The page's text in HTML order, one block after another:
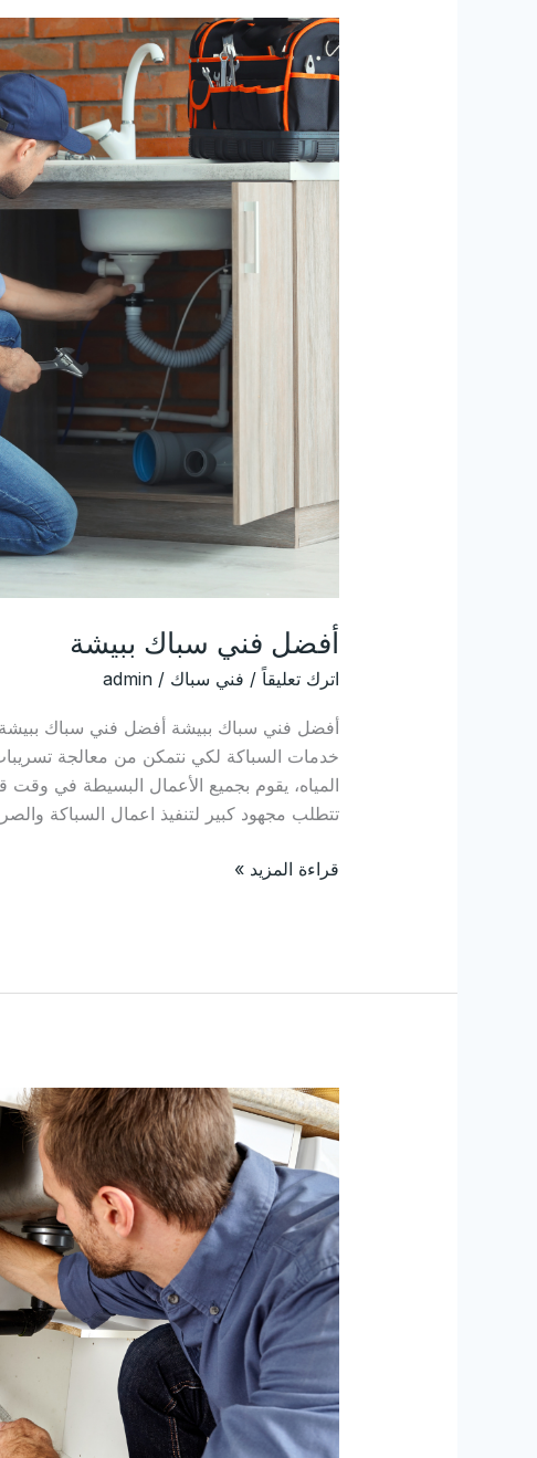
أفضل فني سباك ببيشة
اترك تعليقاً / فني سباك /
admin
أفضل فني سباك ببيشة أفضل فني سباك
خدمات السباكة لكي نتمكن من معالجة تسريبات
المياه، يقوم بجميع الأعمال البسيطة في
تتطلب مجهود كبير لتنفيذ اعمال السباكة
أفضل
فني
سباك
ببيشة
قراءة المزيد »
خدمات
فني
سباك
ببيشة